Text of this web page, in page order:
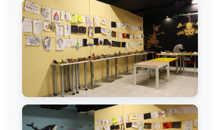
Görsel Sanatlar Atölyesi
Sanat Dersi